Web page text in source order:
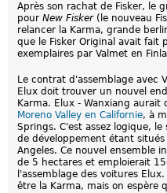
Après son rachat de Fisker, le
pour New Fisker(le nouveau
relancer la Karma, grande
que le Fisker Original avait fait
exemplaires par Valmet en
Le contrat d'assemblage avec
Elux doit trouver un nouvel
Karma. Elux - Wanxiang aurait
Moreno Valley en Californie, à
Springs. C'est assez logique,
de développement étant situés
Angeles. Ce nouvel ensemble
de 5 hectares et emploierait
l'assemblage des voitures
être la Karma, mais on espère